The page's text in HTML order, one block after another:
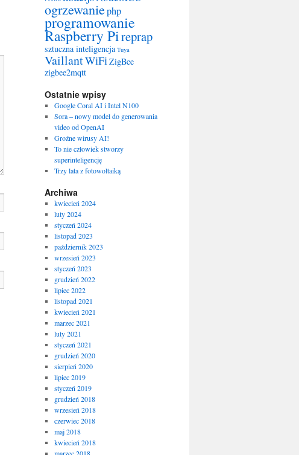
ogrzewaniephp
programowanie
Raspberry Pireprap
sztuczna inteligencja Tuya
VaillantWiFiZigBee
zigbee2mqtt
Ostatnie wpisy
Google Coral AI i Intel N100
Sora – nowy model do generowania
video od OpenAI
Groźne wirusy AI!
To nie człowiek stworzy
superinteligencję
Trzy lata z fotowoltaiką
Archiwa
kwiecień 2024
luty 2024
styczeń 2024
listopad 2023
październik 2023
wrzesień 2023
styczeń 2023
grudzień 2022
lipiec 2022
listopad 2021
kwiecień 2021
marzec 2021
luty 2021
styczeń 2021
grudzień 2020
sierpień 2020
lipiec 2019
styczeń 2019
grudzień 2018
wrzesień 2018
czerwiec 2018
maj 2018
kwiecień 2018